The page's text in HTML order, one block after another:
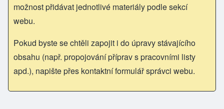
možnost přidávat jednotlivé materiály podle sekcí
webu.
Pokud byste se chtěli zapojit i do úpravy stávajícího
obsahu (např. propojování příprav s pracovními listy
apd.), napište přes kontaktní formulář správci webu.